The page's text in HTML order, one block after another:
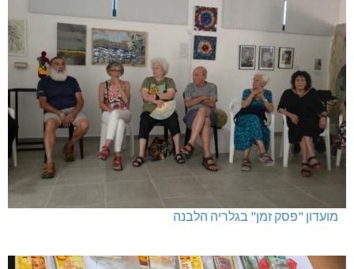
מועדון "פסק זמן" בגלריה הלבנה